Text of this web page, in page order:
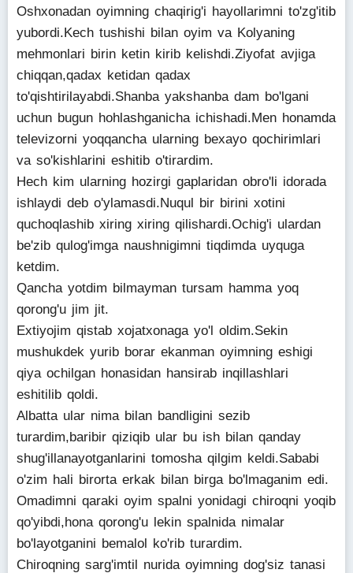
Oshxonadan oyimning chaqirig'i hayollarimni to'zg'itib
yubordi.Kech tushishi bilan oyim va Kolyaning
mehmonlari birin ketin kirib kelishdi.Ziyofat avjiga
chiqqan,qadax ketidan qadax
to'qishtirilayabdi.Shanba yakshanba dam bo'lgani
uchun bugun hohlashganicha ichishadi.Men honamda
televizorni yoqqancha ularning bexayo qochirimlari
va so'kishlarini eshitib o'tirardim.
Hech kim ularning hozirgi gaplaridan obro'li idorada
ishlaydi deb o'ylamasdi.Nuqul bir birini xotini
quchoqlashib xiring xiring qilishardi.Ochig'i ulardan
be'zib qulog'imga naushnigimni tiqdimda uyquga
ketdim.
Qancha yotdim bilmayman tursam hamma yoq
qorong'u jim jit.
Extiyojim qistab xojatxonaga yo'l oldim.Sekin
mushukdek yurib borar ekanman oyimning eshigi
qiya ochilgan honasidan hansirab inqillashlari
eshitilib qoldi.
Albatta ular nima bilan bandligini sezib
turardim,baribir qiziqib ular bu ish bilan qanday
shug'illanayotganlarini tomosha qilgim keldi.Sababi
o'zim hali birorta erkak bilan birga bo'lmaganim edi.
Omadimni qaraki oyim spalni yonidagi chiroqni yoqib
qo'yibdi,hona qorong'u lekin spalnida nimalar
bo'layotganini bemalol ko'rib turardim.
Chiroqning sarg'imtil nurida oyimning dog'siz tanasi